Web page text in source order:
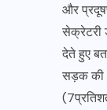
और
सेक्रेटरी
देते हुए
सड़क की